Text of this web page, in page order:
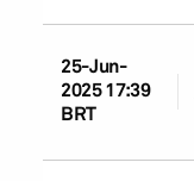
25-Jun-
2025 17:39
BRT